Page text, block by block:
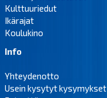
Kulttuuriedut
Ikärajat
Koulukino
Info
Yhteydenotto
Usein kysytyt kysymykset